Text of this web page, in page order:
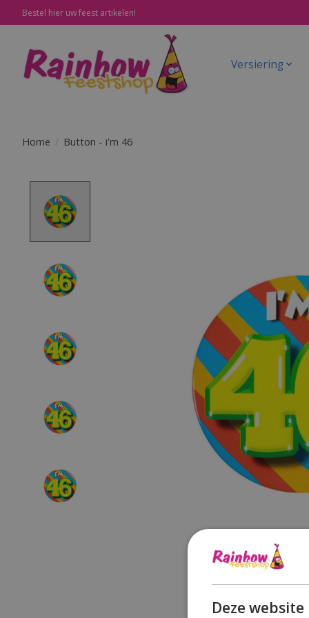
Bestel hier uw feest artikelen!
Versiering
Home / Button - i'm 46
Deze